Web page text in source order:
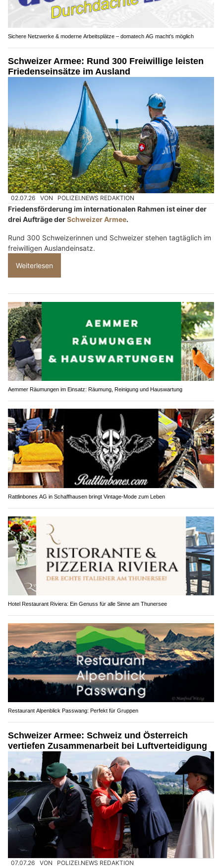
Sichere Netzwerke & moderne Arbeitsplätze – domatech AG macht’s möglich
Schweizer Armee: Rund 300 Freiwillige leisten
Friedenseinsätze im Ausland
02.07.26 VON POLIZEI.NEWS REDAKTION
Friedensförderung im internationalen Rahmen ist einer der
drei Aufträge derSchweizer Armee.
Rund 300 Schweizerinnen und Schweizer stehen tagtäglich im
freiwilligen Auslandeinsatz.
Weiterlesen
Aemmer Räumungen im Einsatz: Räumung, Reinigung und Hauswartung
Rattlinbones AG in Schaffhausen bringt Vintage-Mode zum Leben
Hotel Restaurant Riviera: Ein Genuss für alle Sinne am Thunersee
Restaurant Alpenblick Passwang: Perfekt für Gruppen
Schweizer Armee: Schweiz und Österreich
vertiefen Zusammenarbeit bei Luftverteidigung
07.07.26 VON POLIZEI.NEWS REDAKTION